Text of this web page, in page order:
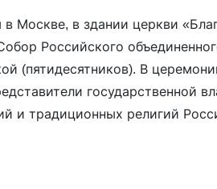
в Москве, в здании церкви
Российского
(пятидесятников). В
государственной
и традиционных религий